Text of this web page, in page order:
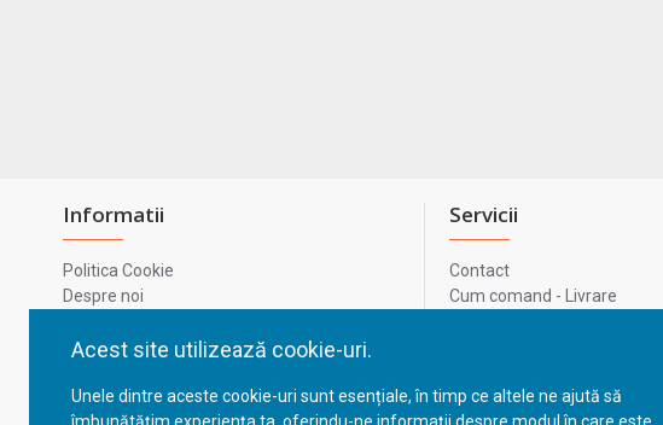
Acest site utilizează cookie-uri.
Unele dintre aceste cookie-uri sunt esențiale, în timp ce altele ne ajută să
Informatii
Politica Cookie
Despre noi
Confidentialitate
GDPR - Datele tale
Servicii
Contact
Cum comand - Livrare
ANPC